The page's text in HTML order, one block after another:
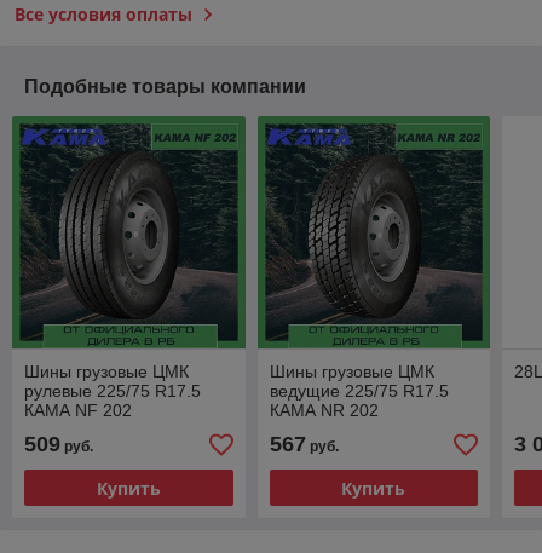
Все условия оплаты
Подобные товары компании
Шины грузовые ЦМК
рулевые 225/75 R17.5
КАМА NF 202
509 руб.
Купить
Шины грузовые ЦМК
ведущие 225/75 R17.5
КАМА NR 202
567 руб.
Купить
3